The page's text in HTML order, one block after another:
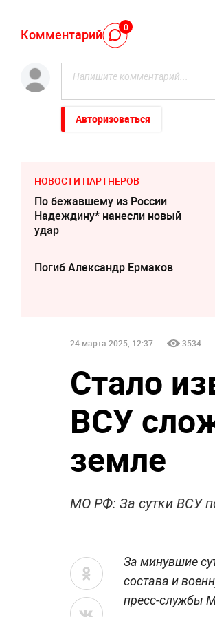
Комментарий 0
Авторизоваться
НОВОСТИ ПАРТНЕРОВ
По бежавшему из России
Надеждину* нанесли новый
удар
Погиб Александр Ермаков
24 марта 2025, 12:37 3534
Стало
ВСУ
земле
МО РФ: За сутки ВСУ
За минувшие
состава и
пресс-службы